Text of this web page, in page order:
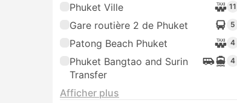
Phuket Ville 11
Gare routière 2 de Phuket 5
Patong Beach Phuket 4
Phuket Bangtao and Surin
Transfer
4
Afficher plus